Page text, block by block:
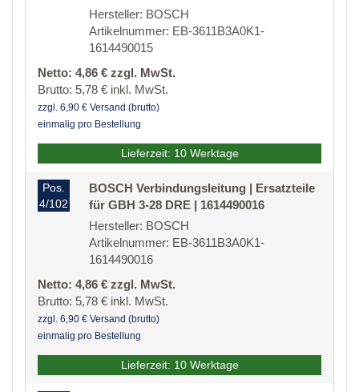
Hersteller: BOSCH
Artikelnummer: EB-3611B3A0K1-
1614490015
Netto: 4,86 € zzgl. MwSt.
Brutto: 5,78 € inkl. MwSt.
zzgl. 6,90 € Versand (brutto)
einmalig pro Bestellung
Lieferzeit: 10 Werktage
Pos.
4/102
BOSCH Verbindungsleitung | Ersatzteile
für GBH 3-28 DRE | 1614490016
Hersteller: BOSCH
Artikelnummer: EB-3611B3A0K1-
1614490016
Netto: 4,86 € zzgl. MwSt.
Brutto: 5,78 € inkl. MwSt.
zzgl. 6,90 € Versand (brutto)
einmalig pro Bestellung
Lieferzeit: 10 Werktage